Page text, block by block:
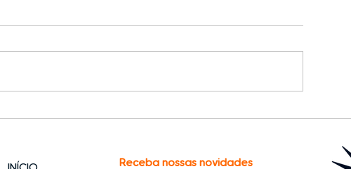
Receba nossas novidades